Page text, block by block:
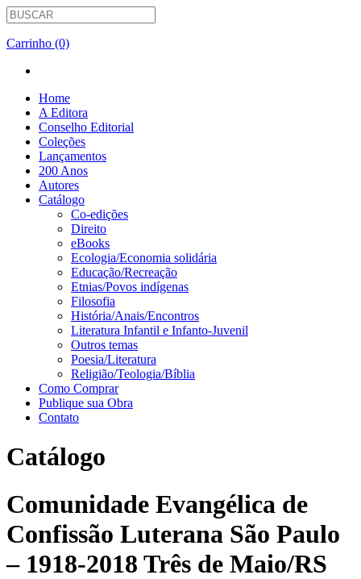
Carrinho (0)
Home
A Editora
Conselho Editorial
Coleções
Lançamentos
200 Anos
Autores
Catálogo
Co-edições
Direito
eBooks
Ecologia/Economia solidária
Educação/Recreação
Etnias/Povos indígenas
Filosofia
História/Anais/Encontros
Literatura Infantil e Infanto-Juvenil
Outros temas
Poesia/Literatura
Religião/Teologia/Bíblia
Como Comprar
Publique sua Obra
Contato
Catálogo
Comunidade Evangélica de
Confissão Luterana São Paulo
– 1918-2018 Três de Maio/RS